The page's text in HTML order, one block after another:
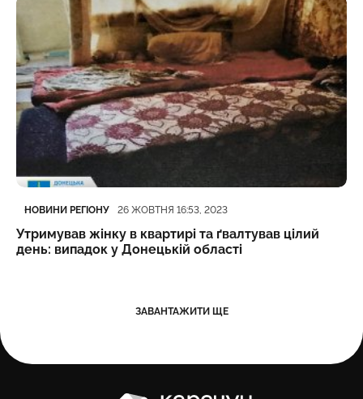
Категорія
НОВИНИ РЕГІОНУ
Дата публікації 26 ЖОВТНЯ 16:53, 2023
Утримував жінку в квартирі та ґвалтував цілий
день: випадок у Донецькій області
ЗАВАНТАЖИТИ ЩЕ
Карачун